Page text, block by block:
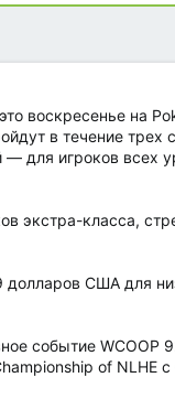
воскресенье на
в течение трех
для игроков всех
экстра-класса,
долларов США для
событие WCOOP
of NLHE